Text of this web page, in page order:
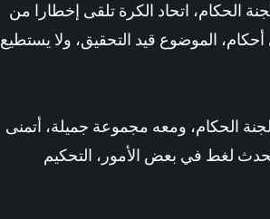
الحكام، اتحاد الكرة تلقى إخطارا من
الموضوع قيد التحقيق، ولا يستطيع
الحكام، ومعه مجموعة جميلة، أتمنى
يحدث لغط في بعض الأمور، التحكيم